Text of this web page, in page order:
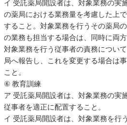
イ 受託薬局開設者は、対象業務の実
の薬局における業務量を考慮した上
すること。対象業務を行うその薬局
の業務も担当する場合は、同時に両
対象業務を行う従事者の責務につい
局へ報告し、これを変更する場合は
こと。
⑥ 教育訓練
ア 受託薬局開設者は、対象業務の実
従事者を適正に配置すること。
イ 受託薬局開設者は、対象業務を行